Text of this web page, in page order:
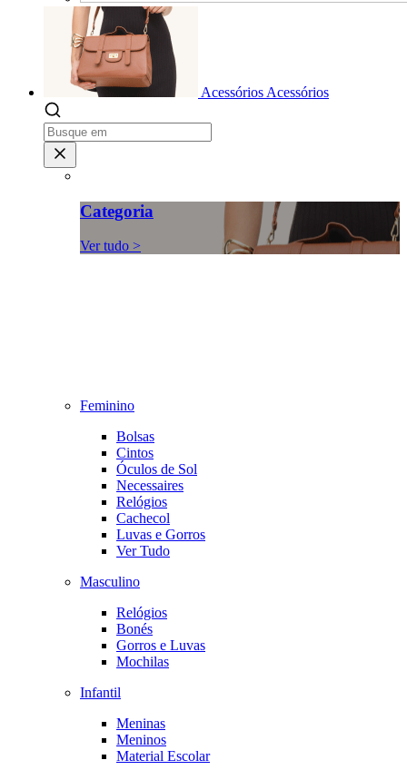
Acessórios Acessórios
Categoria
Ver tudo >
Feminino
Bolsas
Cintos
Óculos de Sol
Necessaires
Relógios
Cachecol
Luvas e Gorros
Ver Tudo
Masculino
Relógios
Bonés
Gorros e Luvas
Mochilas
Infantil
Meninas
Meninos
Material Escolar